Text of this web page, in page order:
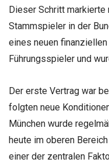
Dieser Schritt markierte
Stammspieler in der
eines neuen
Führungsspieler und
Der erste Vertrag war
folgten neue
München wurde
heute im oberen
einer der zentralen